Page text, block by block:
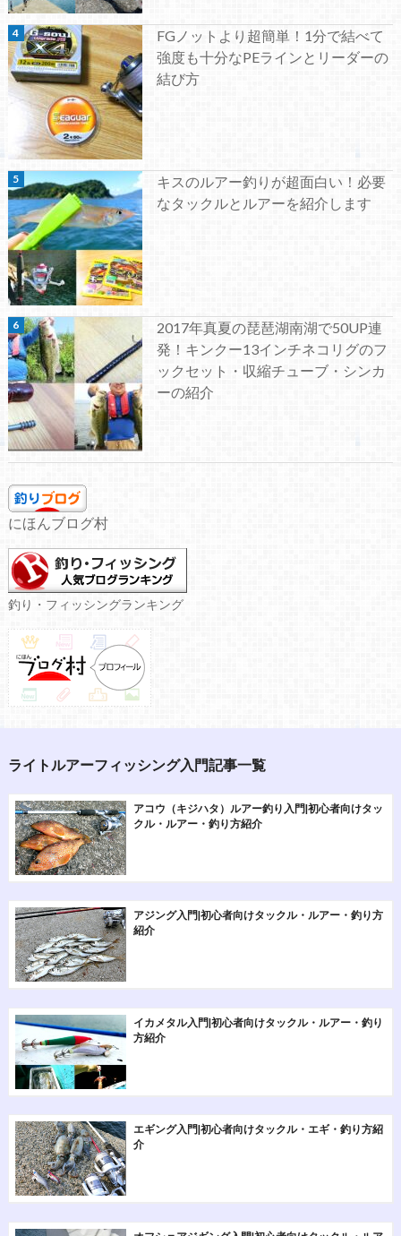
FGノットより超簡単！1分で結べて
強度も十分なPEラインとリーダーの
結び方
キスのルアー釣りが超面白い！必要
なタックルとルアーを紹介します
2017年真夏の琵琶湖南湖で50UP連
発！キンクー13インチネコリグのフ
ックセット・収縮チューブ・シンカ
ーの紹介
にほんブログ村
釣り・フィッシングランキング
ライトルアーフィッシング入門記事一覧
アコウ（キジハタ）ルアー釣り入門|初心者向けタッ
クル・ルアー・釣り方紹介
アジング入門|初心者向けタックル・ルアー・釣り方
紹介
イカメタル入門|初心者向けタックル・ルアー・釣り
方紹介
エギング入門|初心者向けタックル・エギ・釣り方紹
介